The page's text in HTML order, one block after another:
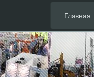
Главная